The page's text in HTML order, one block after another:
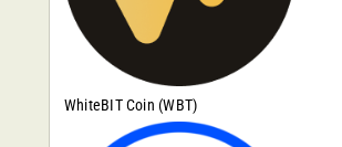
WhiteBIT Coin (WBT)